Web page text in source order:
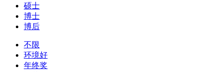
硕士
博士
博后
不限
环境好
年终奖